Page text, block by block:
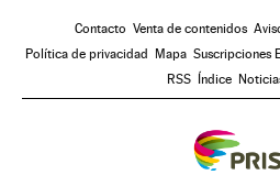
Contacto Venta de contenidos
Política de privacidad
Mapa Suscripciones
RSS
Índice